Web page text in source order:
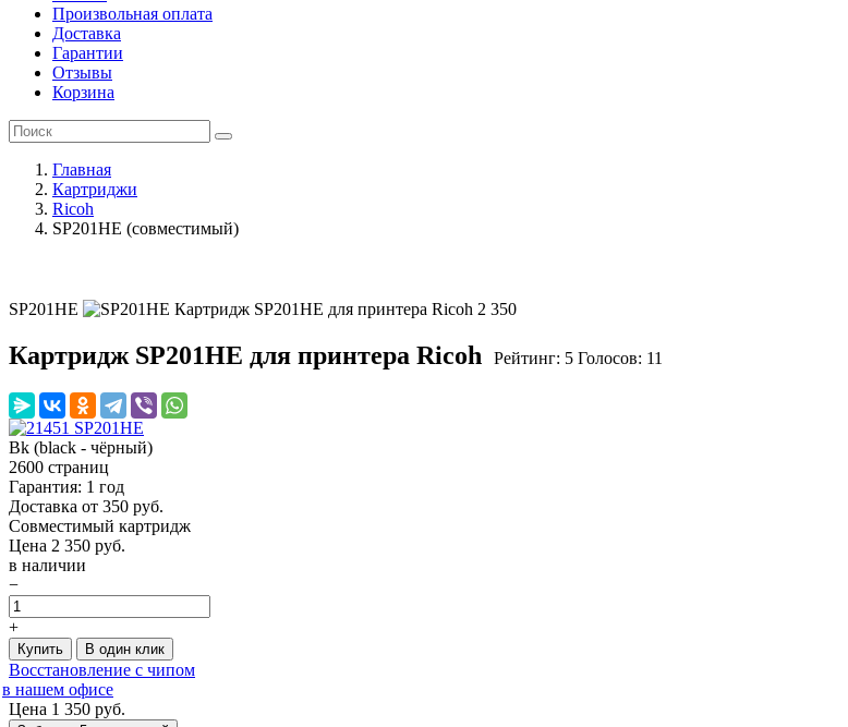
Произвольная оплата
Доставка
Гарантии
Отзывы
Корзина
Главная
Картриджи
Ricoh
SP201HE (совместимый)
SP201HE Картридж SP201HE для принтера Ricoh 2 350
Картридж SP201HE для принтера Ricoh Рейтинг: 5 Голосов: 11
Bk (black - чёрный)
2600 страниц
Гарантия: 1 год
Доставка от 350 руб.
Совместимый картридж
Цена 2 350 руб.
в наличии
−
+
Купить В один клик
Восстановление с чипом
в нашем офисе
Цена 1 350 руб.